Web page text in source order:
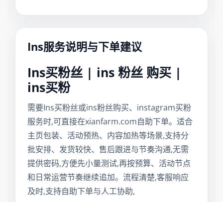
Ins服务说明与下单建议
Ins买粉丝 | ins 粉丝 购买 |
ins买粉
需要Ins买粉丝或ins粉丝购买、instagram买粉
服务时,可直接在xianfarm.com自助下单。适合
主页包装、活动预热、内容加热等场景,支持分
批安排、发货较快、售后跟进与节奏沟通,无需
提供密码,方便先小量测试,再按预算、活动节点
和日常运营节奏继续追加。流程清楚,客服响应
及时,支持自助下单与人工协助,